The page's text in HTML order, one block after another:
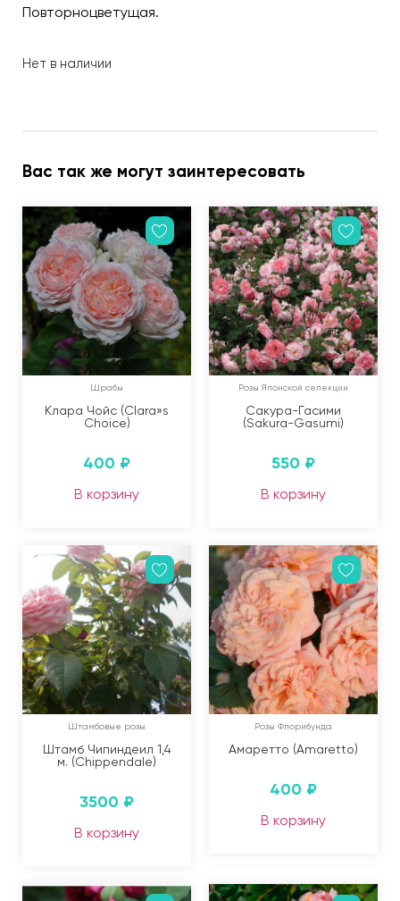
Повторноцветущая.
Нет в наличии
Вас так же могут заинтересовать
Шрабы
Клара Чойс (Clara»s
Choice)
400 ₽
В корзину
Розы Японской селекции
Сакура-Гасими
(Sakura-Gasumi)
550 ₽
В корзину
Штамбовые розы
Штамб Чипиндеил 1,4
м. (Chippendale)
3500 ₽
В корзину
Розы Флорибунда
Амаретто (Amaretto)
400 ₽
В корзину